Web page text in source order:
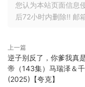
您认为本站页面信息
后72小时内删除!! 邮
上一篇
逆子别反了，你爹我真
帝（143集）马瑞泽＆
(2025)【夸克】